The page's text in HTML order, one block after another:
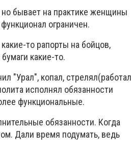
бывает на практике женщины
ограничен.
то рапорты на бойцов,
какие-то.
"Урал", копал, стрелял(работал
исполнял обязанности
функциональные.
обязанности. Когда
Дали время подумать, ведь